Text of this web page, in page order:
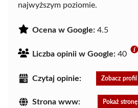
najwyższym poziomie.
Ocena w Google: 4.5
Liczba opinii w Google: 40
Czytaj opinie: Zobacz profil
Strona www: Pokaż stronę